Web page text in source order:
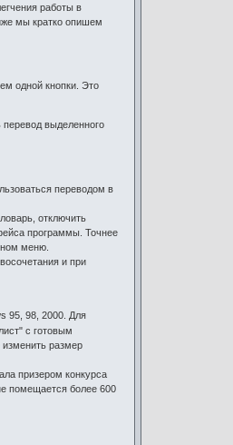
работы в
мы кратко опишем
одной кнопки. Это
выделенного
переводом в
отключить
программы. Точнее
меню.
и при
95, 98, 2000. Для
с готовым
размер
призером конкурса
помещается более 600